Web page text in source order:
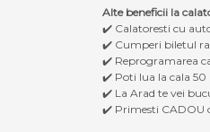
Alte beneficii la
✔️ Calatoresti cu
✔️ Cumperi biletul
✔️ Reprogramarea
✔️ Poti lua la cala 50
✔️ La Arad te vei
✔️ Primesti CADOU